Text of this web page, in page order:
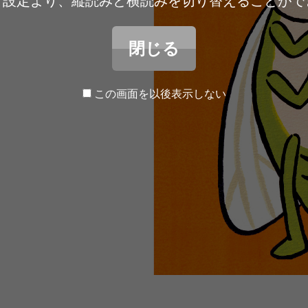
閉じる
この画面を以後表示しない